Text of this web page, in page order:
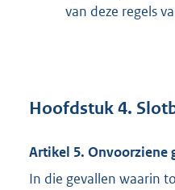
van deze regels
Hoofdstuk 4.
Artikel 5. Onvoorziene
In die gevallen waarin